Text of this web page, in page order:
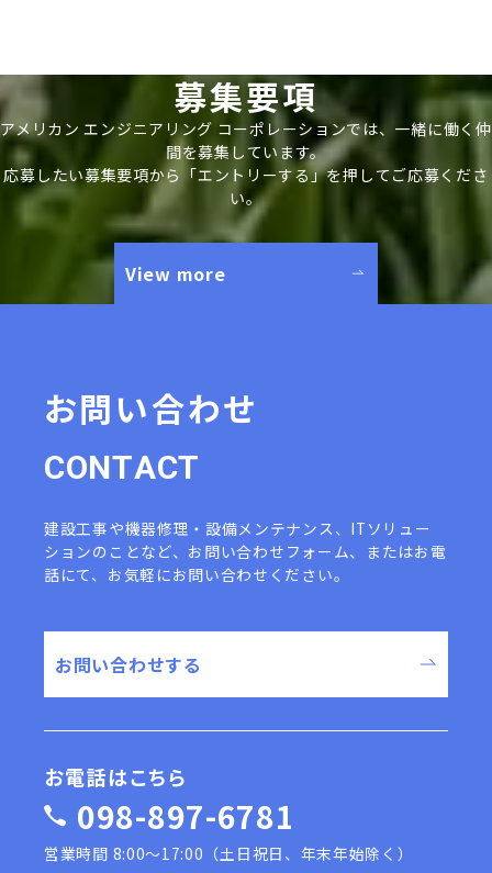
募集要項
アメリカン エンジニアリング コーポレーションでは、一緒に働く仲
間を募集しています。
応募したい募集要項から「エントリーする」を押してご応募くださ
い。
View more
お問い合わせ
CONTACT
建設工事や機器修理・設備メンテナンス、ITソリュー
ションのことなど、 お問い合わせフォーム、またはお電
話にて、お気軽にお問い合わせください。
お問い合わせする
お電話はこちら
098-897-6781
営業時間 8:00〜17:00（土日祝日、年末年始除く）